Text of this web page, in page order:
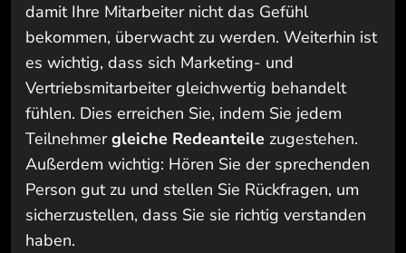
damit Ihre Mitarbeiter nicht das Gefühl
bekommen, überwacht zu werden. Weiterhin ist
es wichtig, dass sich Marketing- und
Vertriebsmitarbeiter gleichwertig behandelt
fühlen. Dies erreichen Sie, indem Sie jedem
Teilnehmergleiche Redeanteile zugestehen.
Außerdem wichtig: Hören Sie der sprechenden
Person gut zu und stellen Sie Rückfragen, um
sicherzustellen, dass Sie sie richtig verstanden
haben.